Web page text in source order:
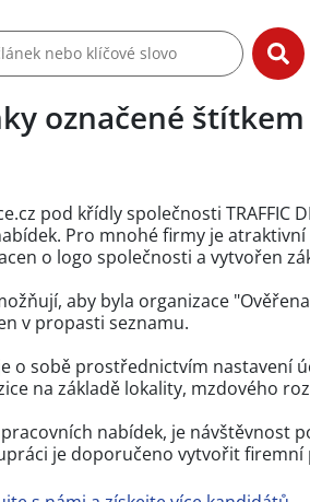
označené štítkem
pod křídly společnosti TRAFFIC
Pro mnohé firmy je
o logo společnosti a vytvořen
aby byla organizace
v propasti seznamu.
o sobě prostřednictvím nastavení
na základě lokality, mzdového
nabídek, je návštěvnost
je doporučeno vytvořit